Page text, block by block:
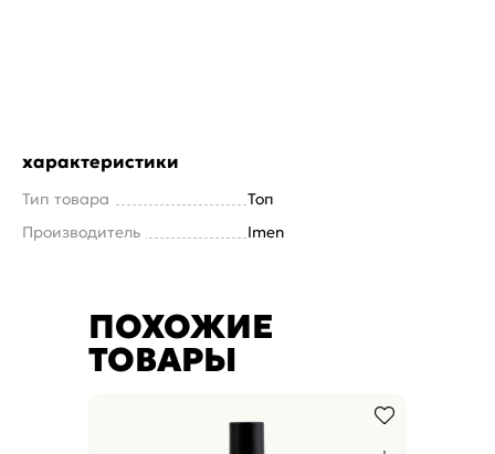
характеристики
Тип товара
Топ
Производитель
Imen
ПОХОЖИЕ
ТОВАРЫ